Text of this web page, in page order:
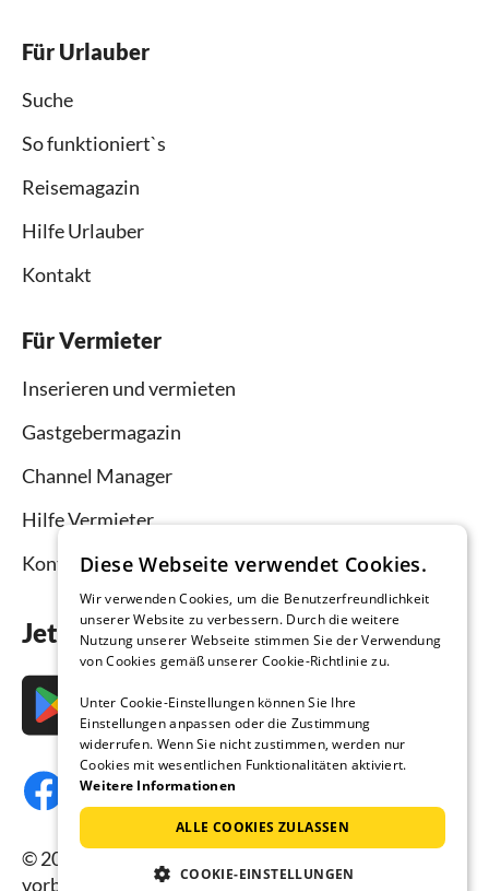
Für Urlauber
Suche
So funktioniert`s
Reisemagazin
Hilfe Urlauber
Kontakt
Für Vermieter
Inserieren und vermieten
Gastgebermagazin
Channel Manager
Hilfe Vermieter
Kontakt
Jetzt die App downloaden
© 2026 Ferienhausmiete.de, alle Rechte
vorbehalten.
Diese Webseite verwendet Cookies.
Wir verwenden Cookies, um die Benutzerfreundlichkeit
unserer Website zu verbessern. Durch die weitere
Nutzung unserer Webseite stimmen Sie der Verwendung
von Cookies gemäß unserer Cookie-Richtlinie zu.
Unter Cookie-Einstellungen können Sie Ihre
Einstellungen anpassen oder die Zustimmung
widerrufen. Wenn Sie nicht zustimmen, werden nur
Cookies mit wesentlichen Funktionalitäten aktiviert.
Weitere Informationen
ALLE COOKIES ZULASSEN
COOKIE-EINSTELLUNGEN